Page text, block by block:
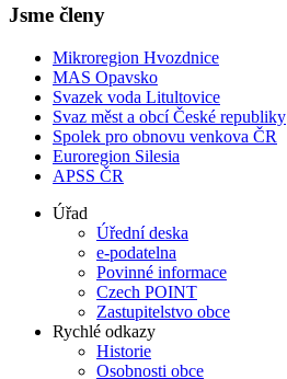
Jsme členy
Mikroregion Hvozdnice
MAS Opavsko
Svazek voda Litultovice
Svaz měst a obcí České republiky
Spolek pro obnovu venkova ČR
Euroregion Silesia
APSS ČR
Úřad
Úřední deska
e-podatelna
Povinné informace
Czech POINT
Zastupitelstvo obce
Rychlé odkazy
Historie
Osobnosti obce